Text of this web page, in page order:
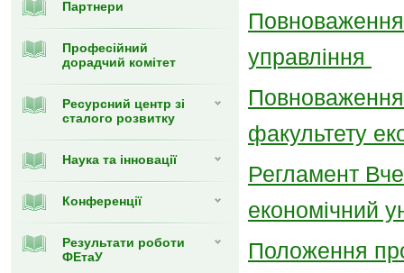
Партнери
Професійний
дорадчий комітет
Ресурсний центр зі
сталого розвитку
Наука та інновації
Конференції
Результати роботи
ФЕтаУ
Повноваження
управління
Повноваження
факультету
Регламент
економічний
Положення